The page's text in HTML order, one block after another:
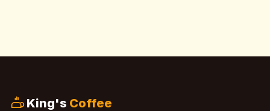
King's Coffee